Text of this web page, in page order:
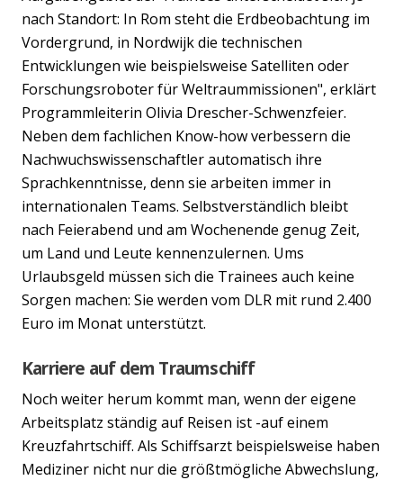
nach Standort: In Rom steht die Erdbeobachtung im
Vordergrund, in Nordwijk die technischen
Entwicklungen wie beispielsweise Satelliten oder
Forschungsroboter für Weltraummissionen", erklärt
Programmleiterin Olivia Drescher-Schwenzfeier.
Neben dem fachlichen Know-how verbessern die
Nachwuchswissenschaftler automatisch ihre
Sprachkenntnisse, denn sie arbeiten immer in
internationalen Teams. Selbstverständlich bleibt
nach Feierabend und am Wochenende genug Zeit,
um Land und Leute kennenzulernen. Ums
Urlaubsgeld müssen sich die Trainees auch keine
Sorgen machen: Sie werden vom DLR mit rund 2.400
Euro im Monat unterstützt.
Karriere auf dem Traumschiff
Noch weiter herum kommt man, wenn der eigene
Arbeitsplatz ständig auf Reisen ist -auf einem
Kreuzfahrtschiff. Als Schiffsarzt beispielsweise haben
Mediziner nicht nur die größtmögliche Abwechslung,